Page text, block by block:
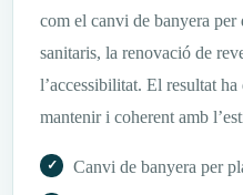
com el canvi de banyera
sanitaris, la renovació de
l’accessibilitat. El resultat
mantenir i coherent amb
Canvi de banyera per